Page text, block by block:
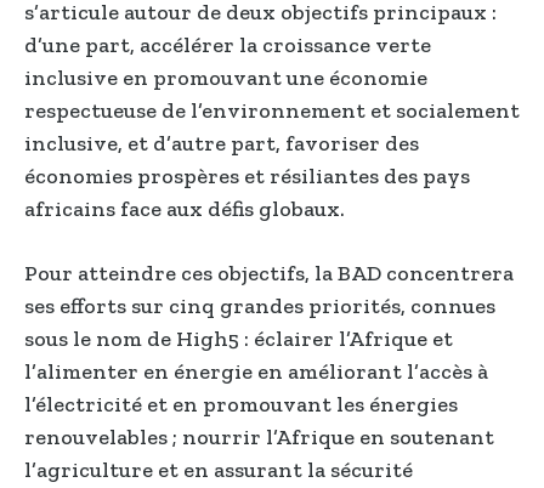
s’articule autour de deux objectifs principaux :
d’une part, accélérer la croissance verte
inclusive en promouvant une économie
respectueuse de l’environnement et socialement
inclusive, et d’autre part, favoriser des
économies prospères et résiliantes des pays
africains face aux défis globaux.
Pour atteindre ces objectifs, la BAD concentrera
ses efforts sur cinq grandes priorités, connues
sous le nom de High5 : éclairer l’Afrique et
l’alimenter en énergie en améliorant l’accès à
l’électricité et en promouvant les énergies
renouvelables ; nourrir l’Afrique en soutenant
l’agriculture et en assurant la sécurité